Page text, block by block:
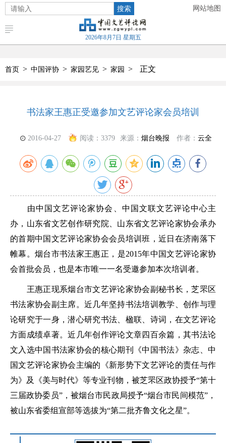
搜索 网站地图
2026年8月7日 星期五
首页 > 中国评协 > 家园艺见 > 家园 > 正文
书法家王惠正受邀参加文艺评论家会员培训
2016-04-27 阅读： 3379 来源： 烟台晚报 作者： 云全
由中国文艺评论家协会、中国文联文艺评论中心主
办，山东省文艺创作研究院、山东省文艺评论家协会承办
的首期中国文艺评论家协会会员培训班，近日在济南落下
帷幕。烟台市书法家王惠正，是2015年中国文艺评论家协
会首批会员，也是本市唯一一名受邀参加本次培训者。
王惠正现系烟台市文艺评论家协会副秘书长，芝罘区
书法家协会副主席。近几年坚持书法培训教学、创作与理
论研究于一身，潜心研究书法、楹联、诗词，在文艺评论
方面成绩卓著。近几年创作评论文章四百余篇，其书法论
文入选中国书法家协会的核心期刊《中国书法》杂志、中
国文艺评论家协会主编的《新形势下文艺评论的责任与作
为》及《美与时代》等专业刊物，被芝罘区政协授予“第十
三届政协委员”，被烟台市民政局授予“烟台市民间模范”，
被山东省委组宣部等选拔为“第二批齐鲁文化之星”。